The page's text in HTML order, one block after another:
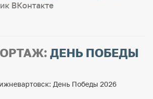
ВКонтакте
ДЕНЬ ПОБЕДЫ
День Победы 2026